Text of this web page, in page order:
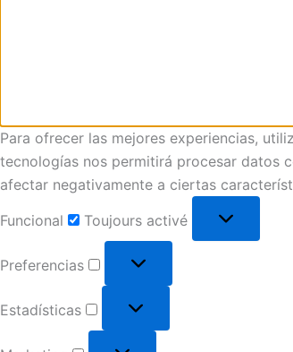
Para ofrecer las mejores experiencias,
tecnologías nos permitirá procesar datos
afectar negativamente a ciertas
Funcional
Toujours activé
Preferencias
Estadísticas